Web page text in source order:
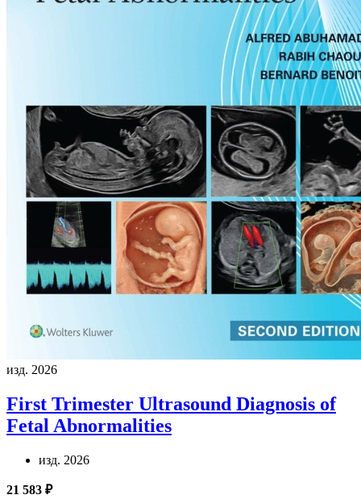
изд. 2026
First Trimester Ultrasound Diagnosis of
Fetal Abnormalities
изд. 2026
21 583 ₽